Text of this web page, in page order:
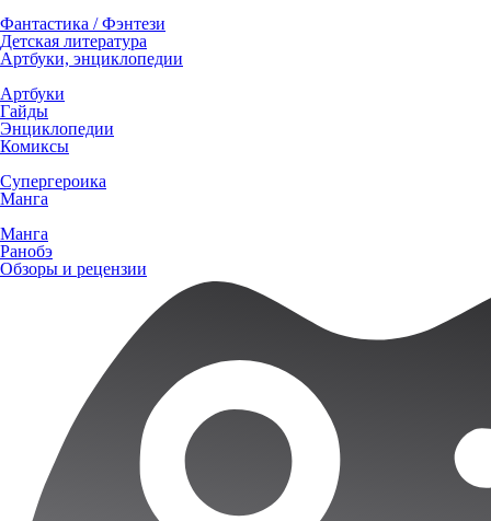
Фантастика / Фэнтези
Детская литература
Артбуки, энциклопедии
Артбуки
Гайды
Энциклопедии
Комиксы
Супергероика
Манга
Манга
Ранобэ
Обзоры и рецензии